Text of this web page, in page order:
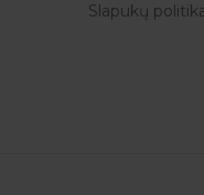
Slapukų